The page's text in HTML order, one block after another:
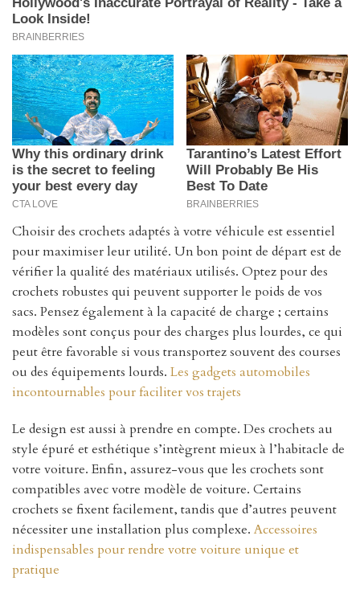
Choisir des crochets adaptés à votre véhicule est essentiel
pour maximiser leur utilité. Un bon point de départ est de
vérifier la qualité des matériaux utilisés. Optez pour des
crochets robustes qui peuvent supporter le poids de vos
sacs. Pensez également à la capacité de charge ; certains
modèles sont conçus pour des charges plus lourdes, ce qui
peut être favorable si vous transportez souvent des courses
ou des équipements lourds. Les gadgets automobiles
incontournables pour faciliter vos trajets
Le design est aussi à prendre en compte. Des crochets au
style épuré et esthétique s’intègrent mieux à l’habitacle de
votre voiture. Enfin, assurez-vous que les crochets sont
compatibles avec votre modèle de voiture. Certains
crochets se fixent facilement, tandis que d’autres peuvent
nécessiter une installation plus complexe. Accessoires
indispensables pour rendre votre voiture unique et
pratique